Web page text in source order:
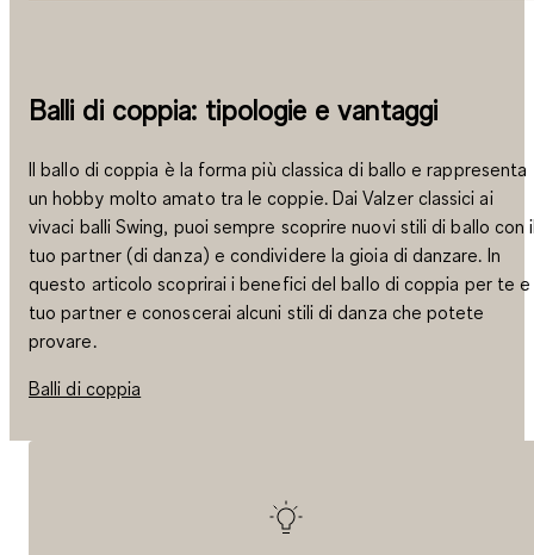
Balli di coppia: tipologie e vantaggi
Il ballo di coppia è la forma più classica di ballo e rappresenta
un hobby molto amato tra le coppie. Dai Valzer classici ai
vivaci balli Swing, puoi sempre scoprire nuovi stili di ballo con
tuo partner (di danza) e condividere la gioia di danzare. In
questo articolo scoprirai i benefici del ballo di coppia per te e
tuo partner e conoscerai alcuni stili di danza che potete
provare.
Balli di coppia